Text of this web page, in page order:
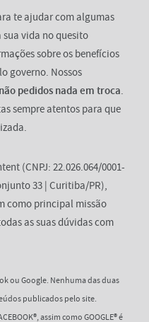
te ajudar com algumas
vida no quesito
sobre os benefícios
governo. Nossos
não pedidos nada em troca.
sempre atentos para que
(CNPJ: 22.026.064/0001-
33 | Curitiba/PR),
como principal missão
as suas dúvidas com
ou Google. Nenhuma das duas
publicados pelo site.
assim como GOOGLE® é